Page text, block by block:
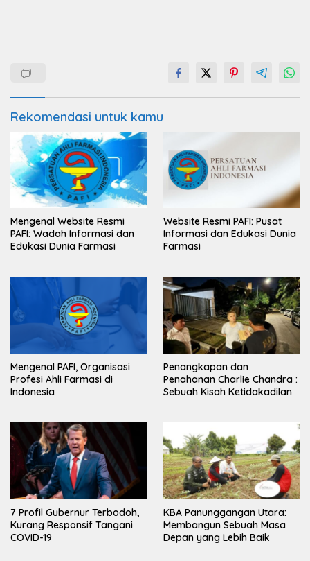
Rekomendasi untuk kamu
Mengenal Website Resmi
PAFI: Wadah Informasi dan
Edukasi Dunia Farmasi
Website Resmi PAFI: Pusat
Informasi dan Edukasi Dunia
Farmasi
Mengenal PAFI, Organisasi
Profesi Ahli Farmasi di
Indonesia
Penangkapan dan
Penahanan Charlie Chandra :
Sebuah Kisah Ketidakadilan
7 Profil Gubernur Terbodoh,
Kurang Responsif Tangani
COVID-19
KBA Panunggangan Utara:
Membangun Sebuah Masa
Depan yang Lebih Baik